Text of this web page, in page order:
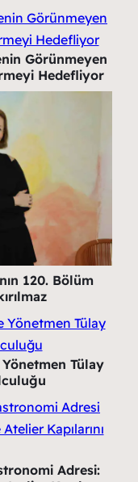
Görünmeyen
Hedefliyor
120. Bölüm
Tülay
Adresi: